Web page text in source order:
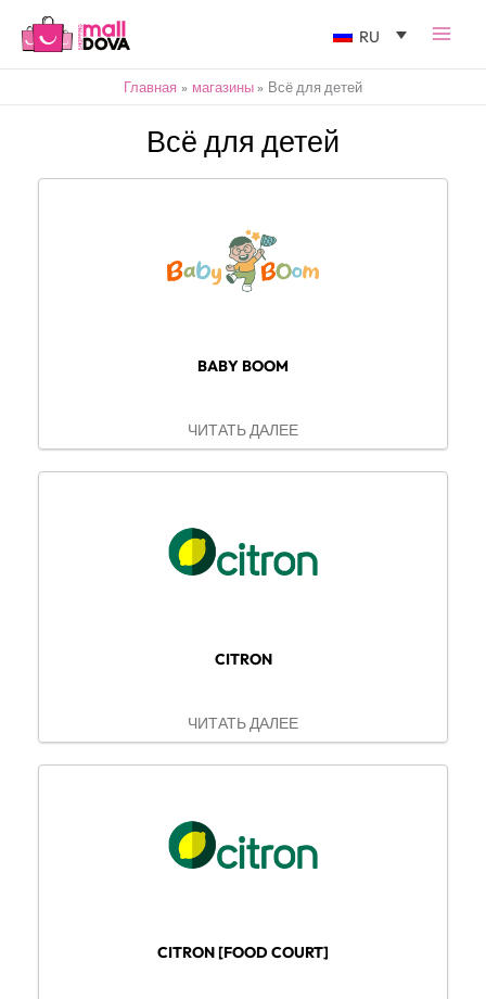
RU
Главная магазины Всё для детей
Всё для детей
BABY BOOM
ЧИТАТЬ ДАЛЕЕ
CITRON
ЧИТАТЬ ДАЛЕЕ
CITRON [FOOD COURT]